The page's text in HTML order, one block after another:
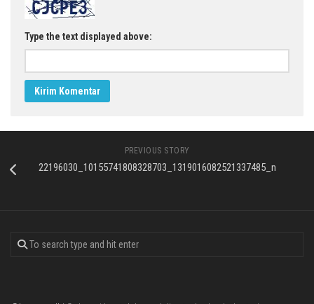
Type the text displayed above:
PREVIOUS STORY
22196030_10155741808328703_1319016082521337485_n